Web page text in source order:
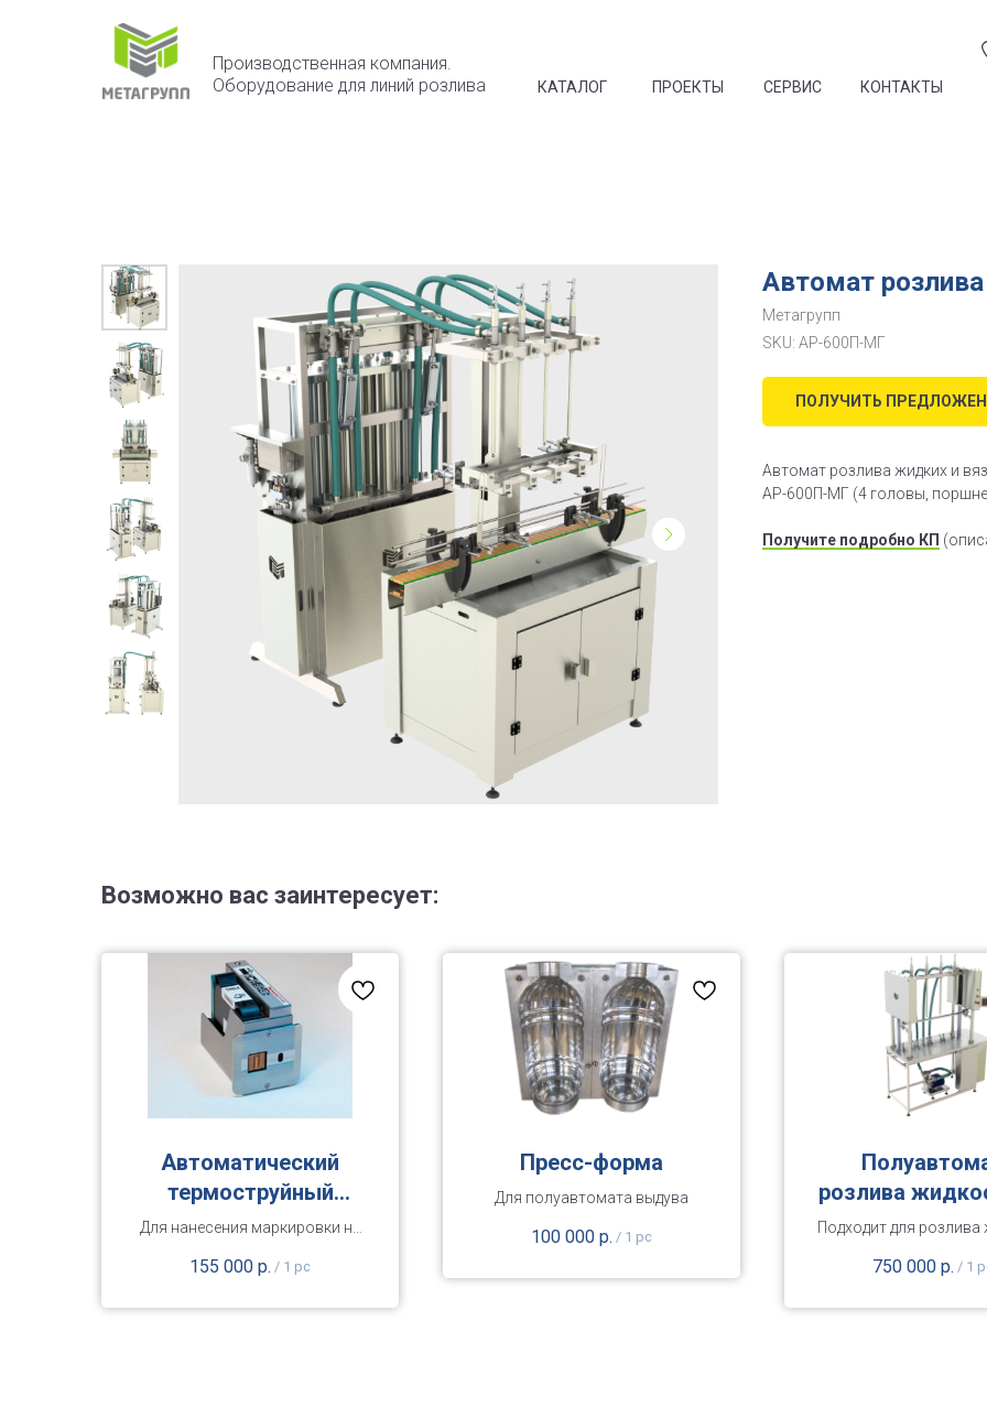
Производственная компания.
Оборудование для линий розлива
КАТАЛОГ ПРОЕКТЫ СЕРВИС КОНТАКТЫ
Автомат
Метагрупп
SKU: АР-600П-МГ
ПОЛУЧИТЬ
Автомат розлива жидких и
АР-600П-МГ (4 головы,
Получите подробно КП
Возможно вас заинтересует:
Автоматический
термоструйный
принтер Weber
Для нанесения маркировки на
автоматическом
155 000 р. / 1 pc
Пресс-форма
Для полуавтомата выдува
100 000 р. / 1 pc
розлива
тару 0,5 –
опусканием)
Подходит для розлива
с сильным750 000 р. / 1